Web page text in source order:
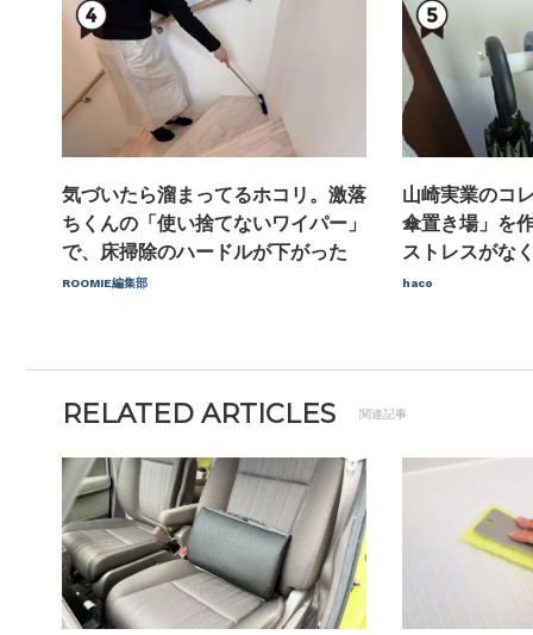
気づいたら溜まってるホコリ。激落
ちくんの「使い捨てないワイパー」
で、床掃除のハードルが下がった
ROOMIE編集部
山崎実業のコ
傘置き場」を
ストレスがな
haco
RELATED ARTICLES 関連記事